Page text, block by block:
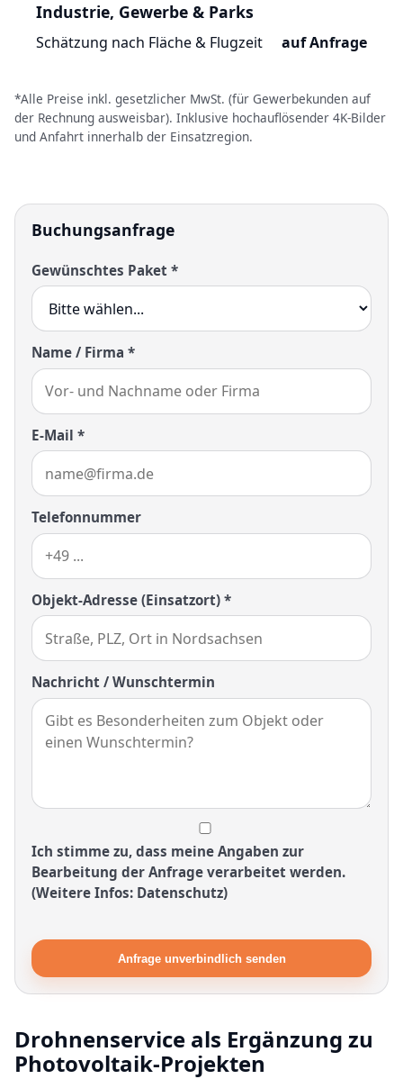
Industrie, Gewerbe & Parks
Schätzung nach Fläche & Flugzeit auf Anfrage
*Alle Preise inkl. gesetzlicher MwSt. (für Gewerbekunden auf
der Rechnung ausweisbar). Inklusive hochauflösender 4K-Bilder
und Anfahrt innerhalb der Einsatzregion.
Buchungsanfrage
Gewünschtes Paket *
Name / Firma *
E-Mail *
Telefonnummer
Objekt-Adresse (Einsatzort) *
Nachricht / Wunschtermin
Ich stimme zu, dass meine Angaben zur
Bearbeitung der Anfrage verarbeitet werden.
(Weitere Infos: Datenschutz)
Anfrage unverbindlich senden
Drohnenservice als Ergänzung zu
Photovoltaik-Projekten